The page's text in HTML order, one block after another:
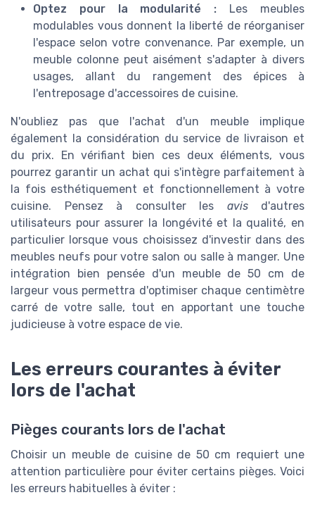
Optez pour la modularité : Les meubles
modulables vous donnent la liberté de réorganiser
l'espace selon votre convenance. Par exemple, un
meuble colonne peut aisément s'adapter à divers
usages, allant du rangement des épices à
l'entreposage d'accessoires de cuisine.
N'oubliez pas que l'achat d'un meuble implique
également la considération du service de livraison et
du prix. En vérifiant bien ces deux éléments, vous
pourrez garantir un achat qui s'intègre parfaitement à
la fois esthétiquement et fonctionnellement à votre
cuisine. Pensez à consulter les avisd'autres
utilisateurs pour assurer la longévité et la qualité, en
particulier lorsque vous choisissez d'investir dans des
meubles neufs pour votre salon ou salle à manger. Une
intégration bien pensée d'un meuble de 50 cm de
largeur vous permettra d'optimiser chaque centimètre
carré de votre salle, tout en apportant une touche
judicieuse à votre espace de vie.
Les erreurs courantes à éviter
lors de l'achat
Pièges courants lors de l'achat
Choisir un meuble de cuisine de 50 cm requiert une
attention particulière pour éviter certains pièges. Voici
les erreurs habituelles à éviter :